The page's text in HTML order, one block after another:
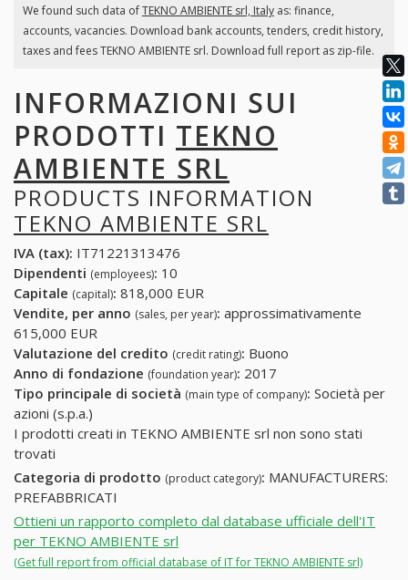
We found such data ofTEKNO AMBIENTE srl, Italyas: finance,
accounts, vacancies. Download bank accounts, tenders, credit history,
taxes and fees TEKNO AMBIENTE srl. Download full report as zip-file.
INFORMAZIONI SUI
PRODOTTI TEKNO
AMBIENTE SRL
PRODUCTS INFORMATION
TEKNO AMBIENTE SRL
IVA (tax): IT71221313476
Dipendenti (employees): 10
Capitale (capital): 818,000 EUR
Vendite, per anno (sales, per year): approssimativamente
615,000 EUR
Valutazione del credito (credit rating): Buono
Anno di fondazione (foundation year): 2017
Tipo principale di società (main type of company): Società per
azioni (s.p.a.)
I prodotti creati in TEKNO AMBIENTE srl non sono stati
trovati
Categoria di prodotto (product category): MANUFACTURERS:
PREFABBRICATI
Ottieni un rapporto completo dal database ufficiale dell'IT
per TEKNO AMBIENTE srl
(Get full report from official database of IT for TEKNO AMBIENTE srl)